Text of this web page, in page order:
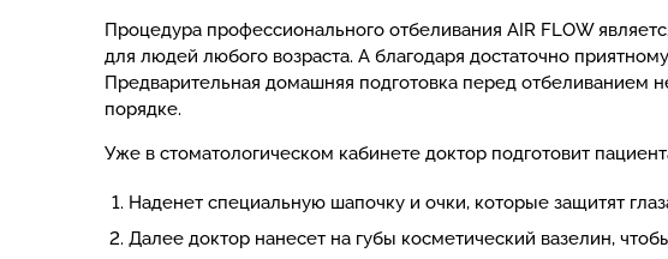
Процедура профессионального отбеливания AIR FLOW
для людей любого возраста. А благодаря достаточно
Предварительная домашняя подготовка перед отбеливанием
порядке.
Уже в стоматологическом кабинете доктор подготовит
Наденет специальную шапочку и очки, которые защитят
Далее доктор нанесет на губы косметический вазелин,